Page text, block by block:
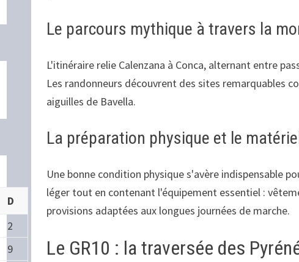
Le parcours mythique à travers la
L'itinéraire relie Calenzana à Conca, alternant entre
Les randonneurs découvrent des sites remarquables
aiguilles de Bavella.
La préparation physique et le
Une bonne condition physique s'avère indispensable
léger tout en contenant l'équipement essentiel :
provisions adaptées aux longues journées de marche.
Le GR10 : la traversée des
D
2
9